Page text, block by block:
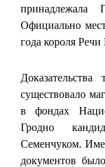
принадлежала
Официально
года короля
существовало
в фондах
Гродно
Семенчуком.
документов